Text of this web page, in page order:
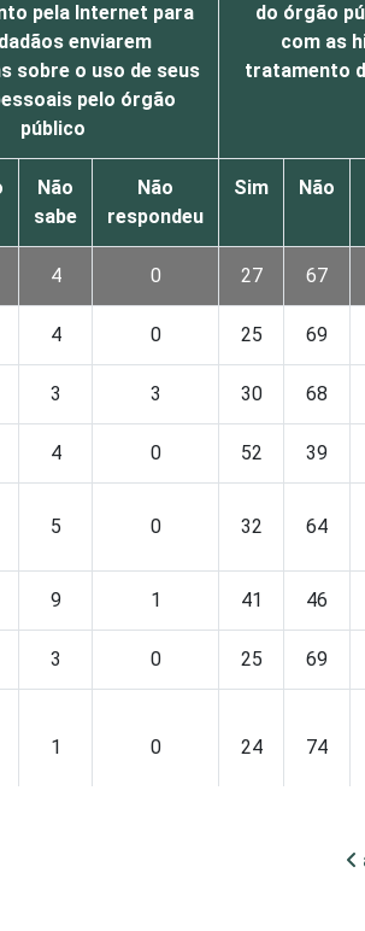
pela Internet para
enviarem
sobre o uso de seus
pelo órgão
público
do órgão
com as
tratamento
Não
sabe
Não
respondeu
Sim Não
4 0 27 67
4 0 25 69
3 3 30 68
4 0 52 39
5 0 32 64
9 1 41 46
3 0 25 69
1 0 24 74